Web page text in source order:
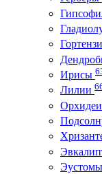
Ирисы
Лилии
Орхидеи
Эустомы